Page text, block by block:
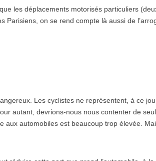
les déplacements motorisés particuliers
Parisiens, on se rend compte là aussi de
Les cyclistes ne représentent, à ce
autant, devrions-nous nous contenter de
aux automobiles est beaucoup trop élevée.